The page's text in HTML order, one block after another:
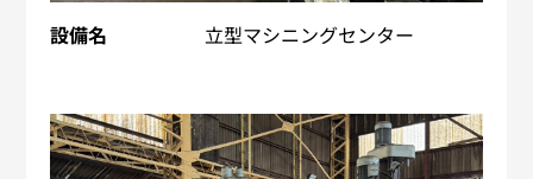
設備名 立型マシニングセンター